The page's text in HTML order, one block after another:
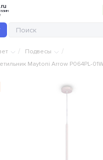
/ Подвесы /
Maytoni Arrow P064PL-01W